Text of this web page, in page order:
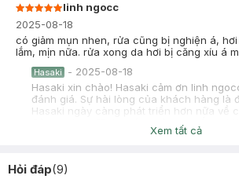
linh ngocc
2025-08-18
có giảm mụn nhen, rửa cũng bị nghiện á,
lắm, mịn nữa. rửa xong da hơi bị căng xíu á
Hasaki - 2025-08-18
Hasaki xin chào! Hasaki cảm ơn linh
đánh giá. Sự hài lòng của khách hàng là
Hasaki ngày càng phát triển hơn nữa về
Cảm ơn bạn đã tin tưởng và mua sắm tại
2025-06-09
Xem tất cả
Hỏi đáp(9)